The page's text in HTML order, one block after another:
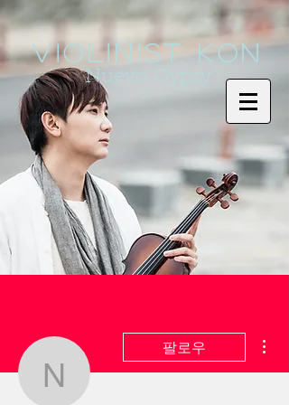
Violinist KoN
Nuevo Gypsy
팔로우